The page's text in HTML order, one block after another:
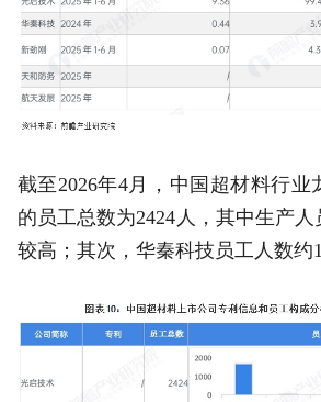
截至2026年4月，中国超材料行业
的员工总数为2424人，其中生产
较高；其次，华秦科技员工人数约